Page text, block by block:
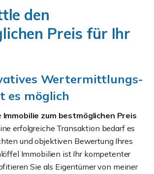
den
Preis für Ihr
Wertermittlungs-
es möglich
Immobilie zum bestmöglichen Preis
erfolgreiche Transaktion bedarf es
und objektiven Bewertung Ihres
Immobilien ist Ihr kompetenter
Sie als Eigentümer von meiner